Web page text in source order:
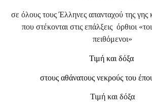
σε όλους τους Έλληνες απανταχού της γης
που στέκονται στις επάλξεις όρθιοι
πειθόμενοι»
Τιμή και δόξα
στους αθάνατους νεκρούς του
Τιμή και δόξα